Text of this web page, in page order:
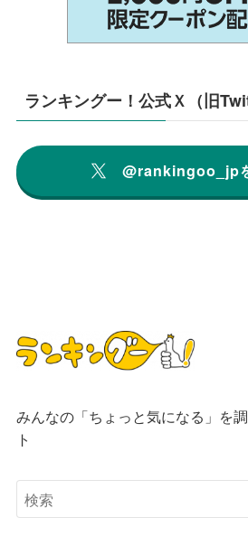
ランキングー！公式Ｘ（旧
@rankingoo_jp
みんなの「ちょっと気になる」を
ト